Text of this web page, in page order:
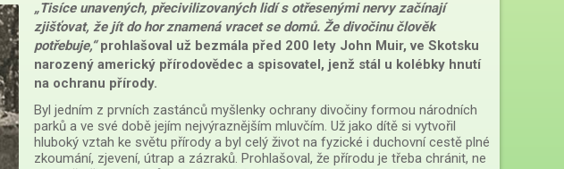
„Tisíce unavených, přecivilizovaných lidí s otřesenými nervy začínají
zjišťovat, že jít do hor znamená vracet se domů. Že divočinu člověk
potřebuje,“prohlašoval už bezmála před 200 lety John Muir, ve Skotsku
narozený americký přírodovědec a spisovatel, jenž stál u kolébky hnutí
na ochranu přírody.
Byl jedním z prvních zastánců myšlenky ochrany divočiny formou národních
parků a ve své době jejím nejvýraznějším mluvčím. Už jako dítě si vytvořil
hluboký vztah ke světu přírody a byl celý život na fyzické i duchovní cestě plné
zkoumání, zjevení, útrap a zázraků. Prohlašoval, že přírodu je třeba chránit, ne